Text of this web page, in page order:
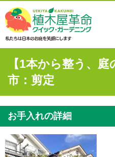
【1本から整う、
市：剪定
お手入れの詳細